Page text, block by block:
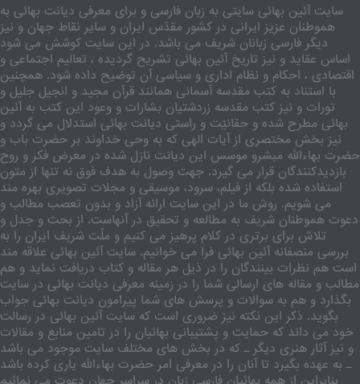
سایت آئین بهائی سایتی به زبان فارسی و برای معرفی دیانت بهائی به
هموطنان عزیز ایرانی در کشور مقدّس ایران و سایر نقاط جهان و نیز
دیگر فارسی زبانان شریف می باشد. در این سایت کوشش می شود
اساس عقاید و نیز تاریخ آئین بهائی تشریح گردیده ، تعالیم اجتماعی و
اقتصادی ، احکام و نظام اداری و سیاسی آن توضیح داده شود. همچنین
با استناد به کتب مقدسه آسمانی همانند قرآن مجید و انجیل جلیل و
تورات و نیز کتب مقدسه زردشتیان بشارات و وعود این کتب به آئین
بهائی مطرح شده و حقانیّت و راستی دیانت بهائی استدلال می گردد و
نیز بخش مختصری از آیات الهی که به وحی خداوند بر حضرت باب و
حضرت بهاءالله مبشرو موسس این دیانت نازل شده در معرض فکر و روح
بازدیدکنندگان قرار می گیرد. جهت وصول به هدف فوق نه تنها از متون
استفاده شده بلکه از فیلم، سرود، موسیقی و مجلات تصویری بهره مند
می شویم. روش ما در این سایت ارائه آزاد و بدون تعصب مطالب و
دعوت هموطنان شریف به مطالعه و تحقیق در آنهاست. از بحث و جدل و
تلاش برای برتری در کلام پرهیز می کنیم و ملّت شریف ایران را به
بررسی منصفانه آئین بهائی فرا می خوانیم. سایت آئین بهائی علاقه مند
است هم نظرات بینندگان را در ذیل هر مقاله و کتاب دریافت نماید و هم
مطالب و مقاله های ارسالی شما را در زمینه معرفی دیانت بهائی در سایت
بگذارد و هم به سوالات و پرسش های شما پیرامون دیانت بهائی جواب
بگوید. ذکر این نکته نیز ضروری است که سایت آئین بهائی در رسالت
خود می داند که حمایت و پشتیبانی بهائیان را در تامین منابع و مقالات
و نیز آثار هنری دیگر ـ که در بخش های مختلف سایت موجود می باشد
ـ به عهده بگیرد تا آنان را در معرفی امر حضرت بهاءالله یاری کرده باشد